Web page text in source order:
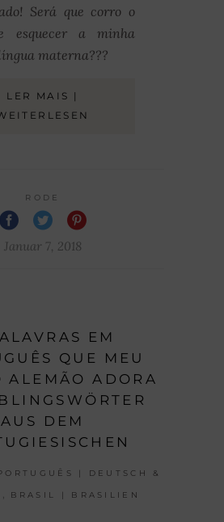
Será que corro o
esquecer a minha
materna???
LER MAIS |
RODE
Januar 7, 2018
EM
QUE MEU
ALEMÃO ADORA
AUS DEM
| DEUTSCH &
BRASIL | BRASILIEN